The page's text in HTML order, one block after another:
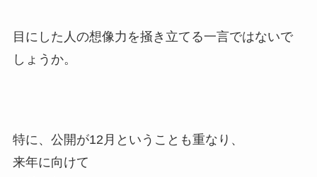
目にした人の想像力を掻き立てる一言ではないで
しょうか。
特に、公開が12月ということも重なり、
来年に向けて